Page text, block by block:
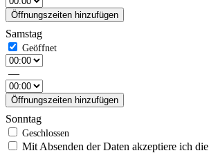
Öffnungszeiten hinzufügen
Samstag
—
Öffnungszeiten hinzufügen
Sonntag
Mit Absenden der Daten akzeptiere ich die